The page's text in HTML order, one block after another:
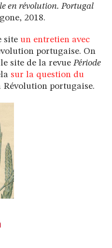
en révolution. Portugal
2018.
site un entretien avec
portugaise. On
site de la revue Période
sur la question du
Révolution portugaise.